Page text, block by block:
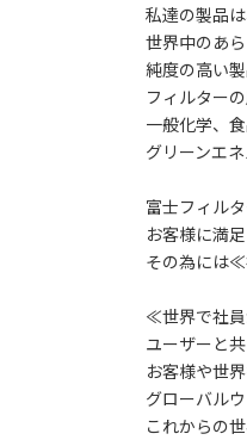
私達の製品
世界中のあ
純度の高い
フィルター
一般化学、
グリーンエ
富士フィル
お客様に満
その為には≪
≪世界で社員
ユーザーと
お客様や世
グローバル
これからの